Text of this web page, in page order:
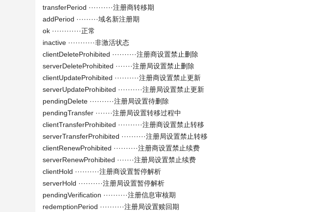
transferPeriod ··········注册商转移期
addPeriod ·········域名新注册期
ok ············正常
inactive ···········非激活状态
clientDeleteProhibited ··········注册商设置禁止删除
serverDeleteProhibited ·······注册局设置禁止删除
clientUpdateProhibited ··········注册商设置禁止更新
serverUpdateProhibited ··········注册局设置禁止更新
pendingDelete ··········注册局设置待删除
pendingTransfer ·······注册局设置转移过程中
clientTransferProhibited ··········注册商设置禁止转移
serverTransferProhibited ··········注册局设置禁止转移
clientRenewProhibited ··········注册商设置禁止续费
serverRenewProhibited ·······注册局设置禁止续费
clientHold ··········注册商设置暂停解析
serverHold ··········注册局设置暂停解析
pendingVerification ··········注册信息审核期
redemptionPeriod ··········注册局设置赎回期